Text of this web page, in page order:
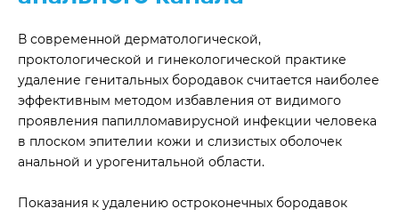
В современной дерматологической,
проктологической и гинекологической практике
удаление генитальных бородавок считается наиболее
эффективным методом избавления от видимого
проявления папилломавирусной инфекции человека
в плоском эпителии кожи и слизистых оболочек
анальной и урогенитальной области.
Показания к удалению остроконечных бородавок